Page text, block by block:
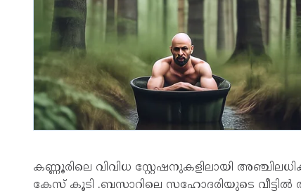
കണ്ണൂരിലെ വിവിധ സ്റ്റേഷനുകളിലായി
കേസ് കൂടി .ബസാറിലെ സഹോദരിയുടെ വീട്ടില്‍